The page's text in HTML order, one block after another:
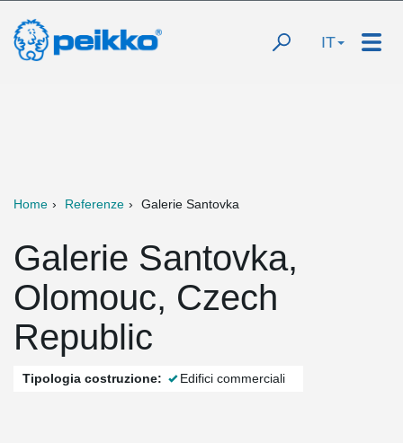
IT
Home Referenze Galerie Santovka
Galerie Santovka,
Olomouc, Czech
Republic
Tipologia costruzione: Edifici commerciali